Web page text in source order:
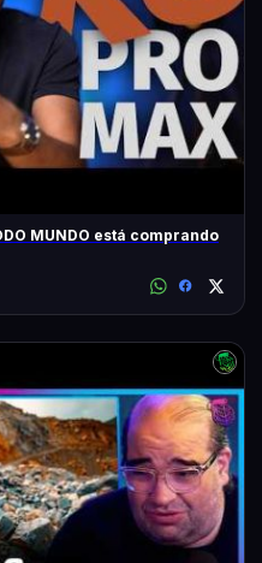
MUNDO está comprando